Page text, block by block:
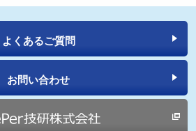
よくあるご質問
お問い合わせ